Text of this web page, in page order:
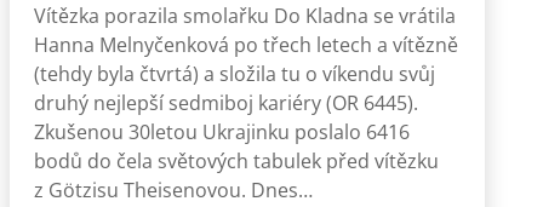
Vítězka porazila smolařku Do Kladna se vrátila
Hanna Melnyčenková po třech letech a vítězně
(tehdy byla čtvrtá) a složila tu o víkendu svůj
druhý nejlepší sedmiboj kariéry (OR 6445).
Zkušenou 30letou Ukrajinku poslalo 6416
bodů do čela světových tabulek před vítězku
z Götzisu Theisenovou. Dnes…